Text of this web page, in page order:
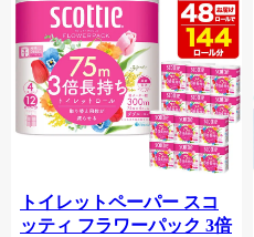
トイレットペーパー スコ
ッティ フラワーパック 3倍